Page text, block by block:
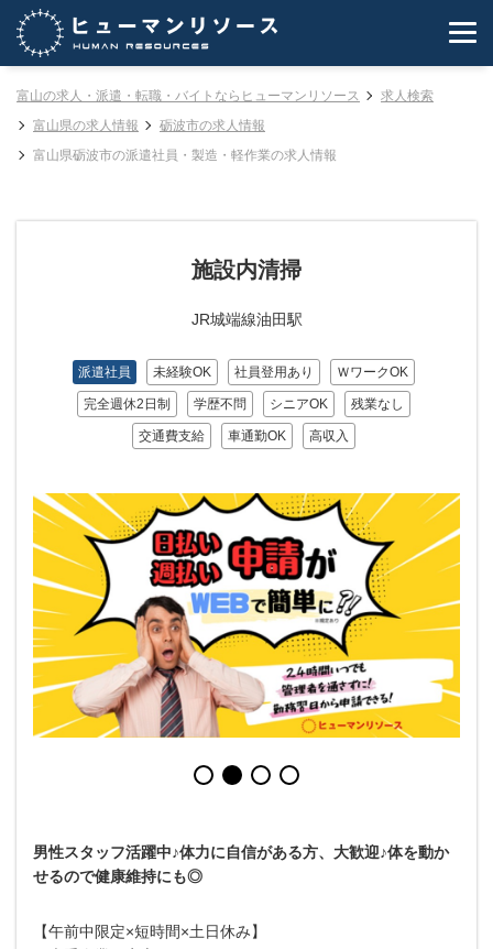
富山の求人・派遣・転職・バイトならヒューマンリソース
求人検索
富山県の求人情報
砺波市の求人情報
富山県砺波市の派遣社員・製造・軽作業の求人情報
施設内清掃
JR城端線油田駅
派遣社員 未経験OK 社員登用あり ＷワークOK
完全週休2日制 学歴不問 シニアOK 残業なし
交通費支給 車通勤OK 高収入
男性スタッフ活躍中♪体力に自信がある方、大歓迎♪体を動か
せるので健康維持にも◎
【午前中限定×短時間×土日休み】